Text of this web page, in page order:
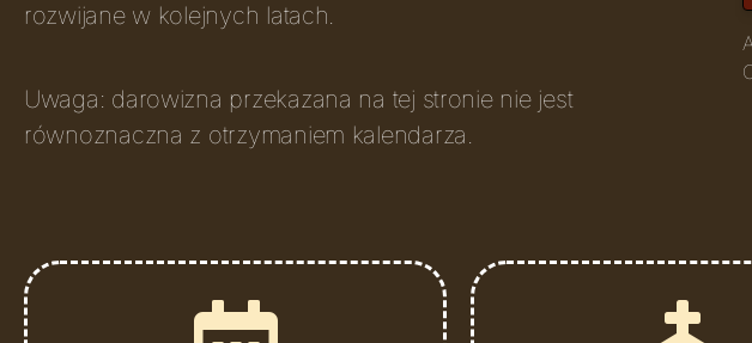
rozwijane w kolejnych latach.
Uwaga: darowizna przekazana na tej stronie nie jest
równoznaczna z otrzymaniem kalendarza.